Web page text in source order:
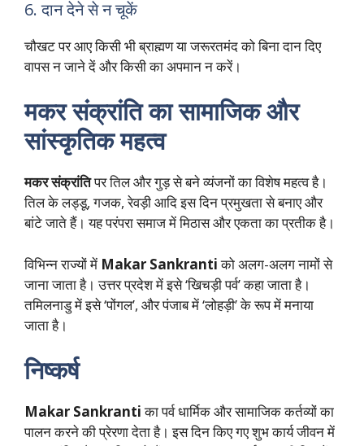
6. दान देने से न चूकें
चौखट पर आए किसी भी ब्राह्मण या जरूरतमंद को बिना दान दिए
वापस न जाने दें और किसी का अपमान न करें।
मकर संक्रांति का सामाजिक और
सांस्कृतिक महत्व
मकर संक्रांतिपर तिल और गुड़ से बने व्यंजनों का विशेष महत्व है।
तिल के लड्डू, गजक, रेवड़ी आदि इस दिन प्रमुखता से बनाए और
बांटे जाते हैं। यह परंपरा समाज में मिठास और एकता का प्रतीक है।
विभिन्न राज्यों में Makar Sankrantiको अलग-अलग नामों से
जाना जाता है। उत्तर प्रदेश में इसे ‘खिचड़ी पर्व’ कहा जाता है।
तमिलनाडु में इसे ‘पोंगल’, और पंजाब में ‘लोहड़ी’ के रूप में मनाया
जाता है।
निष्कर्ष
Makar Sankrantiका पर्व धार्मिक और सामाजिक कर्तव्यों का
पालन करने की प्रेरणा देता है। इस दिन किए गए शुभ कार्य जीवन में